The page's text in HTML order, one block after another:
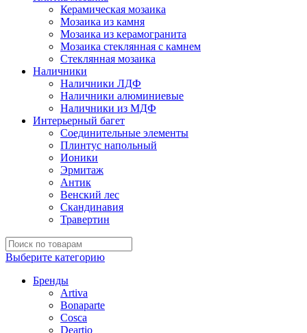
Керамическая мозаика
Мозаика из камня
Мозаика из керамогранита
Мозаика стеклянная с камнем
Стеклянная мозаика
Наличники
Наличники ЛДФ
Наличники алюминиевые
Наличники из МДФ
Интерьерный багет
Соединительные элементы
Плинтус напольный
Ионики
Эрмитаж
Антик
Венский лес
Скандинавия
Травертин
Выберите категорию
Бренды
Artiva
Bonaparte
Cosca
Deartio